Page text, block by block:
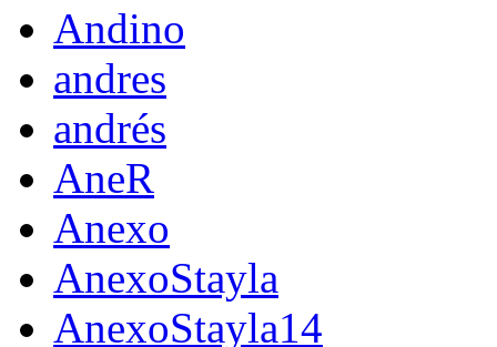
Andino
andres
andrés
AneR
Anexo
AnexoStayla
AnexoStayla14